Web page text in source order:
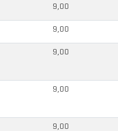
9,00
9,00
9,00
9,00
9,00